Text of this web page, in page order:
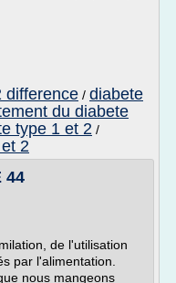
difference / diabete
du diabete
type 1 et 2 /
2
44
de l'utilisation
par l'alimentation.
nous mangeons